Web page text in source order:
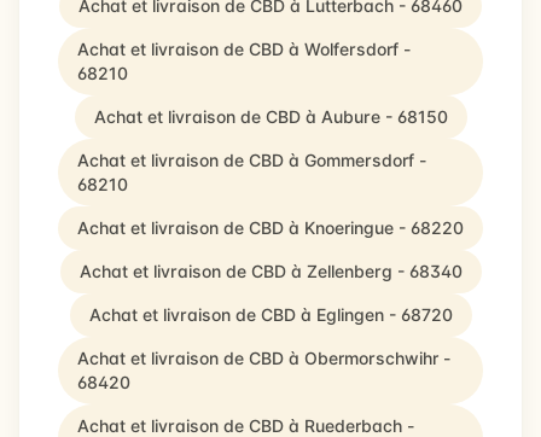
Achat et livraison de CBD à Lutterbach - 68460
Achat et livraison de CBD à Wolfersdorf -
68210
Achat et livraison de CBD à Aubure - 68150
Achat et livraison de CBD à Gommersdorf -
68210
Achat et livraison de CBD à Knoeringue - 68220
Achat et livraison de CBD à Zellenberg - 68340
Achat et livraison de CBD à Eglingen - 68720
Achat et livraison de CBD à Obermorschwihr -
68420
Achat et livraison de CBD à Ruederbach -